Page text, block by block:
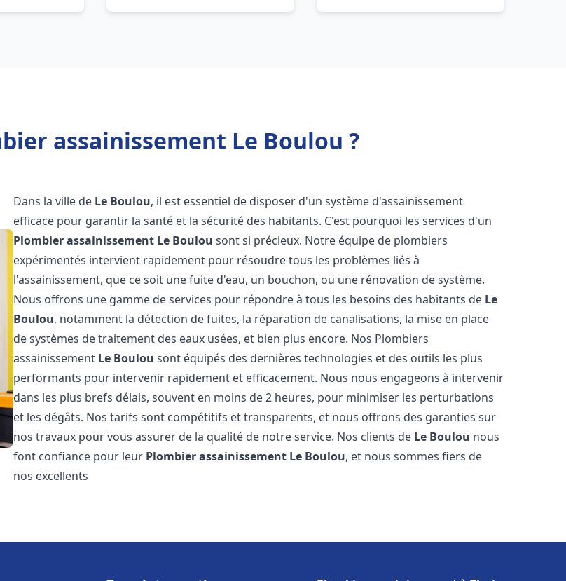
assainissement Le Boulou ?
Dans la ville de Le Boulou, il est essentiel de disposer d'un système d'assainissement
efficace pour garantir la santé et la sécurité des habitants. C'est pourquoi les services d'un
Plombier assainissement Le Boulou sont si précieux. Notre équipe de plombiers
expérimentés intervient rapidement pour résoudre tous les problèmes liés à
l'assainissement, que ce soit une fuite d'eau, un bouchon, ou une rénovation de système.
Nous offrons une gamme de services pour répondre à tous les besoins des habitants de Le
Boulou, notamment la détection de fuites, la réparation de canalisations, la mise en place
de systèmes de traitement des eaux usées, et bien plus encore. Nos Plombiers
assainissement Le Boulou sont équipés des dernières technologies et des outils les plus
performants pour intervenir rapidement et efficacement. Nous nous engageons à intervenir
dans les plus brefs délais, souvent en moins de 2 heures, pour minimiser les perturbations
et les dégâts. Nos tarifs sont compétitifs et transparents, et nous offrons des garanties sur
nos travaux pour vous assurer de la qualité de notre service. Nos clients de Le Boulou nous
font confiance pour leur Plombier assainissement Le Boulou, et nous sommes fiers de
nos excellents